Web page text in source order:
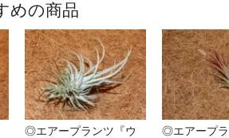
めの商品
◎エアープランツ『ウ
◎エアープ